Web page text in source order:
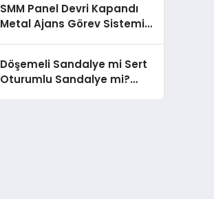
SMM Panel Devri Kapandı
Metal Ajans Görev Sistemi
Döşemeli Sandalye mi Sert
Oturumlu Sandalye mi?